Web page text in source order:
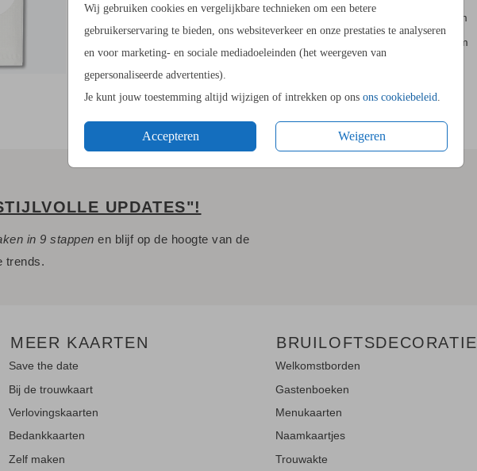
Wij gebruiken cookies en vergelijkbare technieken om een betere
gebruikerservaring te bieden, ons websiteverkeer en onze prestaties te analyseren
en voor marketing- en sociale mediadoeleinden (het weergeven van
gepersonaliseerde advertenties).
Je kunt jouw toestemming altijd wijzigen of intrekken op ons ons cookiebeleid
Accepteren Weigeren
11.4 × 17.1 cm
14.4 × 21.6 cm
UPDATES"!
in 9 stappen en blijf op de hoogte van de
trends.
MEER KAARTEN
Save the date
Bij de trouwkaart
Verlovingskaarten
Bedankkaarten
Zelf maken
BRUILOFTSDECORATIE
Welkomstborden
Gastenboeken
Menukaarten
Naamkaartjes
Trouwakte